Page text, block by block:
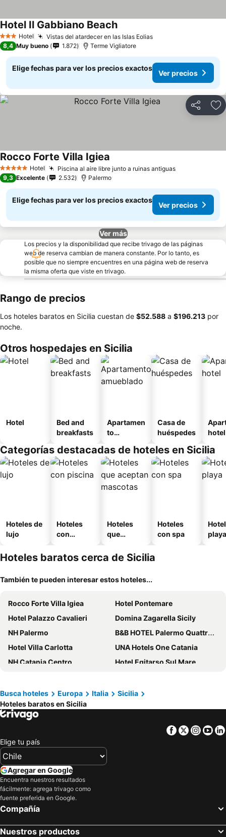
3 Estrellas
Hotel Vistas del atardecer en las Islas EoliasVer precios
Hotel Il Gabbiano BeachVer precios
8,4 Muy bueno 1.872 Terme Vigliatore
Elige fechas para ver los precios exactos
Ver precios
Compartir
5 Estrellas Hotel Piscina al aire libre junto a ruinas antiguasVer precios
Rocco Forte Villa Igiea
9,3 Excelente 2.532 Palermo
Elige fechas para ver los precios exactos
Ver precios
Ver más
Los precios y la disponibilidad que recibe trivago de las páginas
web de reserva cambian de manera constante. Por lo tanto, es
posible que no siempre encuentres en una página web de reserva
la misma oferta que viste en trivago.
Rango de precios
Los hoteles baratos en Sicilia cuestan de ‎$52.588 a ‎$196.213 por
noche.
Otros hospedajes en Sicilia
Hotel
Bed and
breakfasts
Apartamen
to
o
Casa de
huéspedes
hotel
Categorías destacadas de hoteles en Sicilia
Hoteles de
lujo
Hoteles
con
Hoteles
que
mascotas
Hoteles
con spa
playa
Hoteles baratos cerca de Sicilia
También te pueden interesar estos hoteles...
Rocco Forte Villa Igiea
Hotel Pontemare
Hotel Palazzo Cavalieri
Domina Zagarella Sicily
NH Palermo
B&B HOTEL Palermo Quattro Canti
Hotel Villa Carlotta
UNA Hotels One Catania
NH Catania Centro
Hotel Egitarso Sul Mare
Best Western Hotel Principe di Lampedusa
Hotel Romano House
Hotel Medici
Dioscuri Bay Palace Hotel
Hotel Lido Mediterranee
Mediterraneo
Romano Palace Luxury Hotel
Hotel Riva Del Sole
Astoria Palace Hotel
Hotel Condor
La Terrazza sul Centro
Grand Hotel et Des Palmes
Busca hoteles Europa Italia
Sicilia
Hoteles baratos en Sicilia
Facebook
Twitter
Elige tu país
Agregar en Google
Encuentra nuestros resultados
fácilmente: agrega trivago como
fuente preferida en Google.
Compañía
Nuestros productos